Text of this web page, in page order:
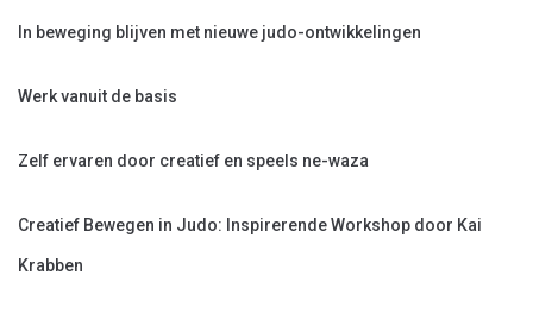
In beweging blijven met nieuwe judo-ontwikkelingen
Werk vanuit de basis
Zelf ervaren door creatief en speels ne-waza
Creatief Bewegen in Judo: Inspirerende Workshop door Kai
Krabben